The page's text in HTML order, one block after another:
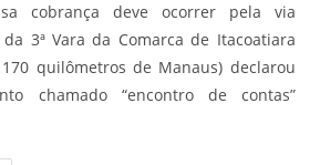
cobrança deve ocorrer pela via
3ª Vara da Comarca de Itacoatiara
quilômetros de Manaus) declarou
chamado “encontro de contas”